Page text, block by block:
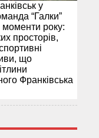
у
“Галки”
моменти року:
просторів,
що
Франківська